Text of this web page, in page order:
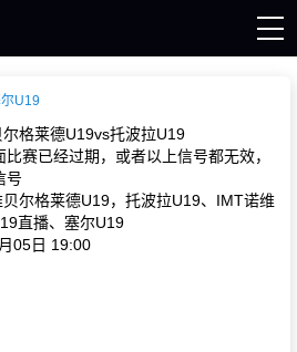
U19
尔格莱德U19vs托波拉U19
比赛已经过期，或者以上信号都无效，
号
贝尔格莱德U19，托波拉U19、IMT诺维
直播、塞尔U19
05日 19:00